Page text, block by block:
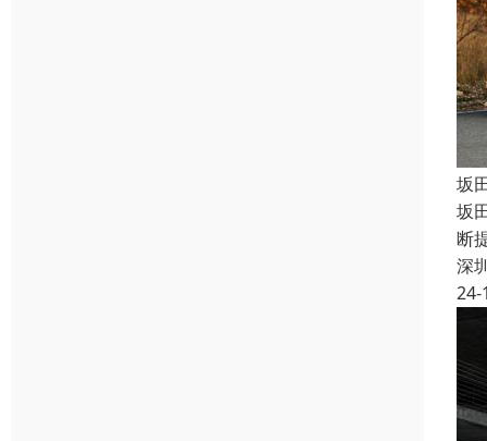
坂
坂
断
深
24-